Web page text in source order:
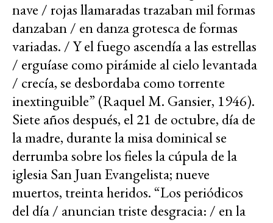
nave / rojas llamaradas trazaban mil formas
danzaban / en danza grotesca de formas
variadas. / Y el fuego ascendía a las estrellas
/ erguíase como pirámide al cielo levantada
/ crecía, se desbordaba como torrente
inextinguible” (Raquel M. Gansier, 1946).
Siete años después, el 21 de octubre, día de
la madre, durante la misa dominical se
derrumba sobre los fieles la cúpula de la
iglesia San Juan Evangelista; nueve
muertos, treinta heridos. “Los periódicos
del día / anuncian triste desgracia: / en la